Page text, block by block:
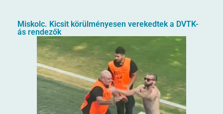
Miskolc. Kicsit körülményesen verekedtek a DVTK-
ás rendezők